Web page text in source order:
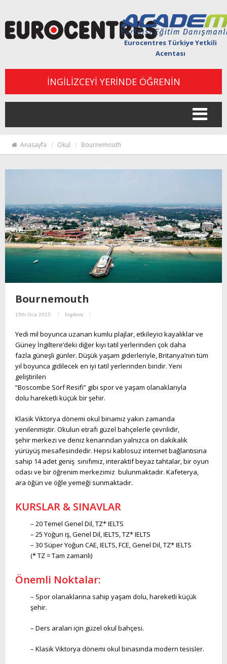
Eurocentres Türkiye Yetkili
Acentası
İNGİLİZCEYİ YERİNDE ÖĞRENİN
Anasayfa Okul Bournemouth
Bournemouth
15th Oca 2015 İngiltere
Yedi mil boyunca uzanan kumlu plajlar, etkileyici kayalıklar ve
Güney İngiltere’deki diğer kıyı tatil yerlerinden çok daha
fazla güneşli günler. Düşük yaşam giderleriyle, Britanya’nın tüm
yıl boyunca gidilecek en iyi tatil yerlerinden biridir. Yeni
geliştirilen
“Boscombe Sörf Resifi” gibi spor ve yaşam olanaklarıyla
dolu hareketli küçük bir şehir.
Klasik Viktorya dönemi okul binamız yakın zamanda
yenilenmiştir. Okulun etrafı güzel bahçelerle çevrilidir,
şehir merkezi ve deniz kenarından yalnızca on dakikalık
yürüyüş mesafesindedir. Hepsi kablosuz internet bağlantısına
sahip 14 adet geniş sınıfımız, interaktif beyaz tahtalar, bir oyun
odası ve bir öğrenim merkezimiz bulunmaktadır. Kafeterya,
ara öğün ve öğle yemeği sunmaktadır.
KURSLAR & SINAVLAR
– 20 Temel Genel Dil, TZ* IELTS
– 25 Yoğun iş, Genel Dil, IELTS, TZ* IELTS
– 30 Süper Yoğun CAE, IELTS, FCE, Genel Dil, TZ* IELTS
(* TZ = Tam zamanlı)
Önemli Noktalar:
– Spor olanaklarına sahip yaşam dolu, hareketli küçük
şehir.
– Ders araları için güzel okul bahçesi.
– Klasik Viktorya dönemi okul binasında modern tesisler.